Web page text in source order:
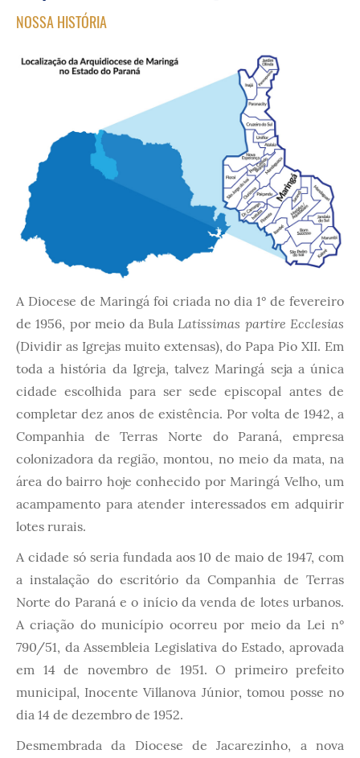
NOSSA HISTÓRIA
A Diocese de Maringá foi criada no dia 1° de fevereiro
de 1956, por meio da Bula Latissimas partire Ecclesias
(Dividir as Igrejas muito extensas), do Papa Pio XII. Em
toda a história da Igreja, talvez Maringá seja a única
cidade escolhida para ser sede episcopal antes de
completar dez anos de existência. Por volta de 1942, a
Companhia de Terras Norte do Paraná, empresa
colonizadora da região, montou, no meio da mata, na
área do bairro hoje conhecido por Maringá Velho, um
acampamento para atender interessados em adquirir
lotes rurais.
A cidade só seria fundada aos 10 de maio de 1947, com
a instalação do escritório da Companhia de Terras
Norte do Paraná e o início da venda de lotes urbanos.
A criação do município ocorreu por meio da Lei n°
790/51, da Assembleia Legislativa do Estado, aprovada
em 14 de novembro de 1951. O primeiro prefeito
municipal, Inocente Villanova Júnior, tomou posse no
dia 14 de dezembro de 1952.
Desmembrada da Diocese de Jacarezinho, a nova